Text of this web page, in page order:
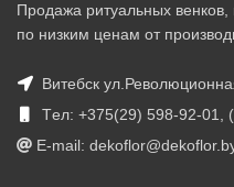
Продажа ритуальных венков,
по низким ценам от
Витебск
Tел: +375(29) 598-92-01,
E-mail: